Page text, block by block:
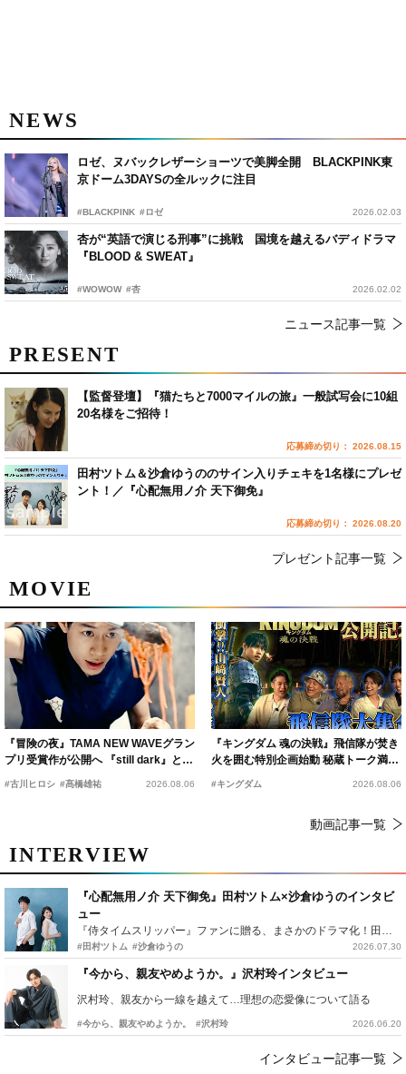
NEWS
ロゼ、ヌバックレザーショーツで美脚全開 BLACKPINK東
京ドーム3DAYSの全ルックに注目
#BLACKPINK #ロゼ 2026.02.03
杏が“英語で演じる刑事”に挑戦 国境を越えるバディドラマ
『BLOOD & SWEAT』
#WOWOW #杏 2026.02.02
ニュース記事一覧
MOVIE
『冒険の夜』TAMA NEW WAVEグラン
プリ受賞作が公開へ 『still dark』と同
時上映決定
#古川ヒロシ #髙橋雄祐 2026.08.06
『キングダム 魂の決戦』飛信隊が焚き
火を囲む特別企画始動 秘蔵トーク満載
の“キングダムキャンプ”開催
#キングダム 2026.08.06
動画記事一覧
INTERVIEW
『心配無用ノ介 天下御免』田村ツトム×沙倉ゆうのインタビ
ュー
『侍タイムスリッパー』ファンに贈る、まさかのドラマ化！田村ツトム×沙倉ゆうのが語る『心配無用ノ介』撮影秘話
#田村ツトム #沙倉ゆうの 2026.07.30
『今から、親友やめようか。』沢村玲インタビュー
沢村玲、親友から一線を越えて…理想の恋愛像について語る
#今から、親友やめようか。 #沢村玲 2026.06.20
インタビュー記事一覧
PRESENT
【監督登壇】『猫たちと7000マイルの旅』一般試写会に10組
20名様をご招待！
応募締め切り： 2026.08.15
田村ツトム＆沙倉ゆうののサイン入りチェキを1名様にプレゼ
ント！／『心配無用ノ介 天下御免』
応募締め切り： 2026.08.20
プレゼント記事一覧